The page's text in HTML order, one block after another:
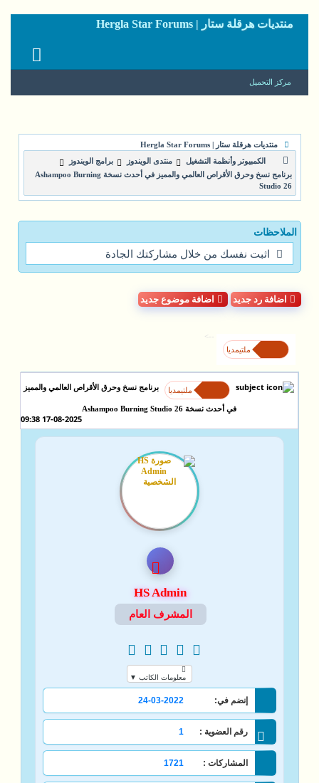
منتديات هرقلة ستار | Hergla Star Forums
مركز التحميل
منتديات هرقلة ستار | Hergla Star Forums
الكمبيوتر وأنظمة التشغيل
منتدى الويندوز
برامج الويندوز
برنامج نسخ وحرق الأقراص العالمي والمميز في أحدث نسخة Ashampoo Burning
Studio 26
الملاحظات
اثبت نفسك من خلال مشاركتك الجادة
اضافة رد جديد اضافة موضوع جديد
ملتيمديا
-->
ملتيمديا برنامج نسخ وحرق الأقراص العالمي والمميز
في أحدث نسخة Ashampoo Burning Studio 26
17-08-2025 09:38
HS Admin
المشرف العام
معلومات الكاتب ▼
إنضم في: 24-03-2022
رقم العضوية : 1
المشاركات : 1721